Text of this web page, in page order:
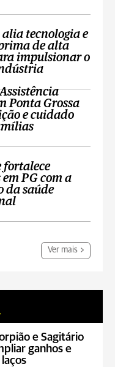
tecnologia e
de alta
impulsionar o
Ponta Grossa
e cuidado
fortalece
em PG com a
da saúde
Ver mais
e Sagitário
ganhos e